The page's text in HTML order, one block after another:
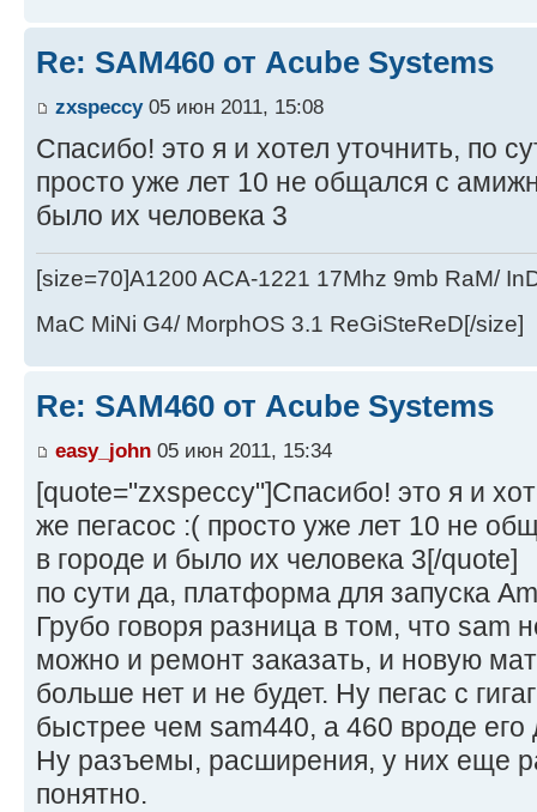
Re: SAM460 от Acube Systems
zxspeccy05 июн 2011, 15:08
Спасибо! это я и хотел уточнить, по
просто уже лет 10 не общался с
было их человека 3
[size=70]A1200 ACA-1221 17Mhz 9mb RaM/
MaC MiNi G4/ MorphOS 3.1 ReGiSteReD[/size]
Re: SAM460 от Acube Systems
easy_john 05 июн 2011, 15:34
[quote="zxspeccy"]Спасибо! это я и
же пегасос :( просто уже лет 10 не
в городе и было их человека 3[/quote]
по сути да, платформа для запуска
Грубо говоря разница в том, что sam
можно и ремонт заказать, и новую
больше нет и не будет. Ну пегас с
быстрее чем sam440, а 460 вроде его
Ну разъемы, расширения, у них еще
понятно.